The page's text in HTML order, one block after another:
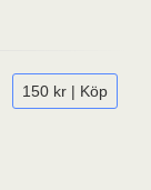
150 kr | Köp